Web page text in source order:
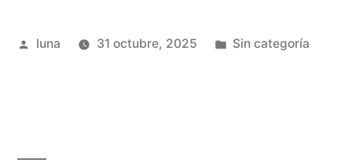
la
Publicado
luna 31 octubre, 2025
Publicada
Sin categoría